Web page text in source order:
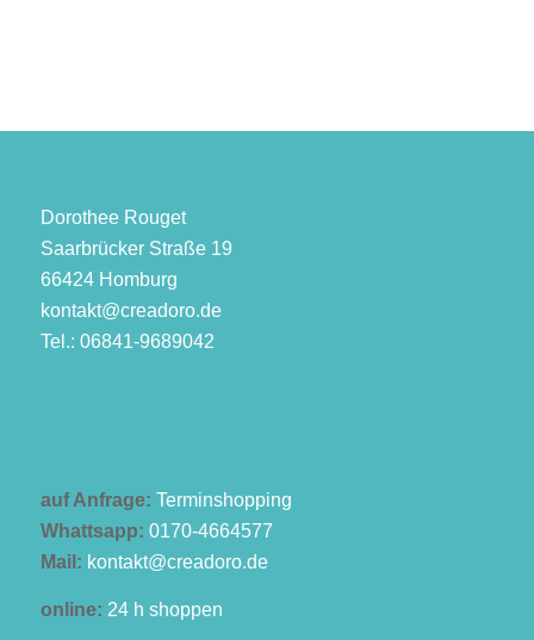
Dorothee Rouget
Saarbrücker Straße 19
66424 Homburg
kontakt@creadoro.de
Tel.: 06841-9689042
auf Anfrage: Terminshopping
Whattsapp: 0170-4664577
Mail: kontakt@creadoro.de
online: 24 h shoppen